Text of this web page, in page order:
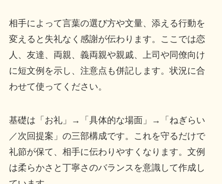
相手によって言葉の選び方や文量、添える行動を
変えると失礼なく感謝が伝わります。ここでは恋
人、友達、両親、義両親や親戚、上司や同僚向け
に短文例を示し、注意点も併記します。状況に合
わせて使ってください。
基礎は「お礼」→「具体的な場面」→「ねぎらい
／次回提案」の三部構成です。これを守るだけで
礼節が保て、相手に伝わりやすくなります。文例
は柔らかさと丁寧さのバランスを意識して作成し